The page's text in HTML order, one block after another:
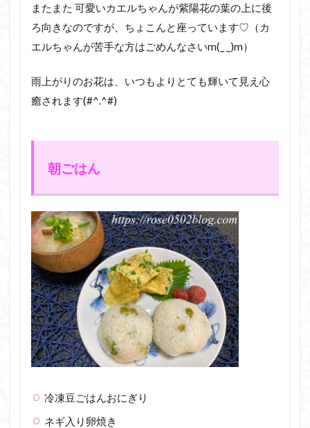
またまた 可愛いカエルちゃんが紫陽花の葉の上に後
ろ向きなのですが、ちょこんと座っています♡（カ
エルちゃんが苦手な方はごめんなさいm(_ _)m）
雨上がりのお花は、いつもよりとても輝いて見え心
癒されます(#^.^#)
朝ごはん
冷凍豆ごはんおにぎり
ネギ入り卵焼き